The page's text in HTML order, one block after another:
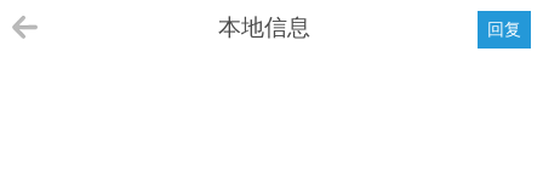
回复
本地信息